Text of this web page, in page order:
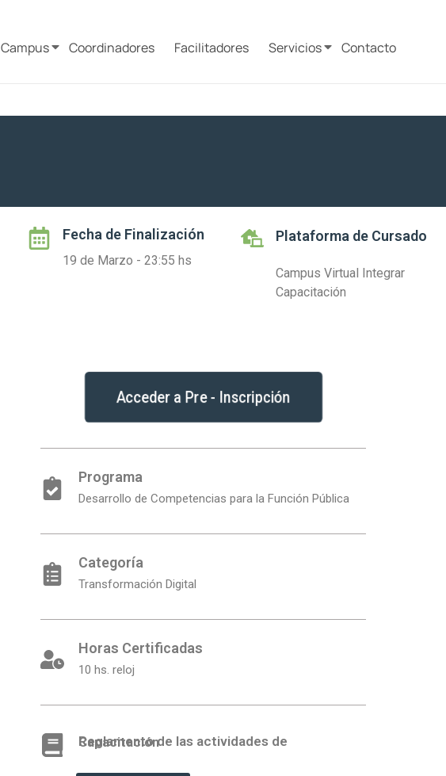
Campus Coordinadores Facilitadores Servicios Contacto
Fecha de Finalización
19 de Marzo - 23:55 hs
Plataforma de Cursado
Campus Virtual Integrar
Capacitación
Acceder a Pre - Inscripción
Programa
Desarrollo de Competencias para la Función Pública
Categoría
Transformación Digital
Horas Certificadas
10 hs. reloj
Reglamento de las actividades de Capacitación